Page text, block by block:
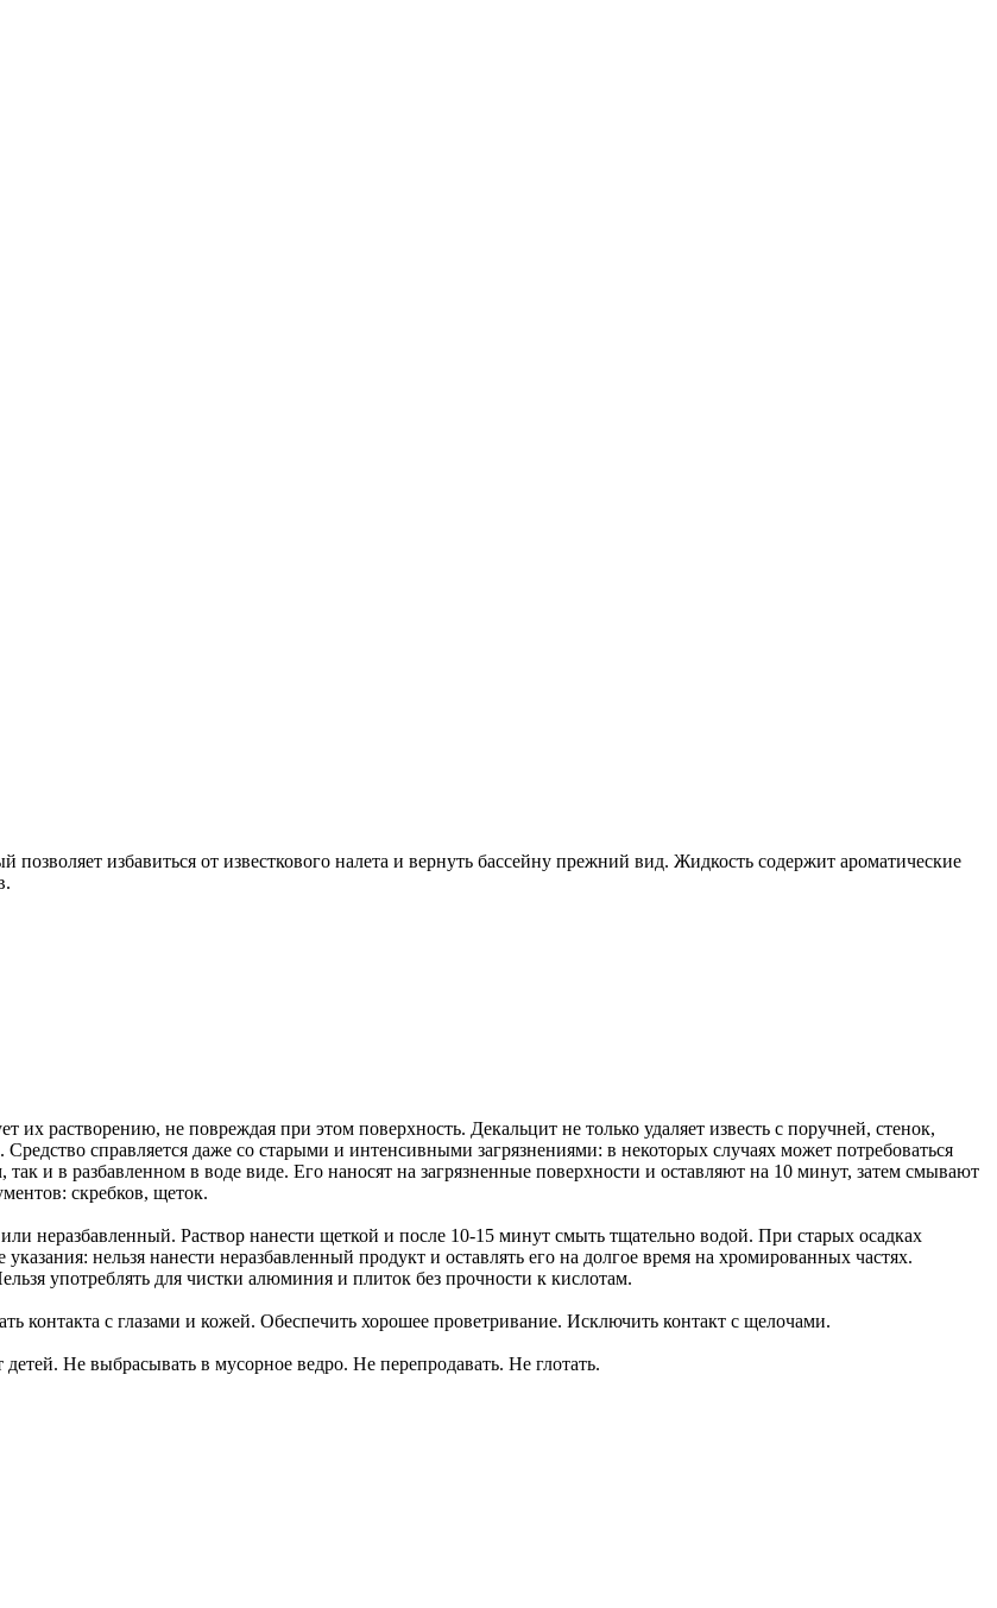
избавиться от известкового налета и вернуть бассейну прежний вид. Жидкость содержит ароматические
растворению, не повреждая при этом поверхность. Декальцит не только удаляет известь с поручней, стенок,
справляется даже со старыми и интенсивными загрязнениями: в некоторых случаях может потребоваться
и в разбавленном в воде виде. Его наносят на загрязненные поверхности и оставляют на 10 минут, затем смывают
скребков, щеток.
неразбавленный. Раствор нанести щеткой и после 10-15 минут смыть тщательно водой. При старых осадках
нельзя нанести неразбавленный продукт и оставлять его на долгое время на хромированных частях.
употреблять для чистки алюминия и плиток без прочности к кислотам.
контакта с глазами и кожей. Обеспечить хорошее проветривание. Исключить контакт с щелочами.
Не выбрасывать в мусорное ведро. Не перепродавать. Не глотать.